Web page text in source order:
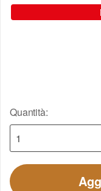
Quantità: